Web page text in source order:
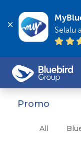
Selalu
Promo
All